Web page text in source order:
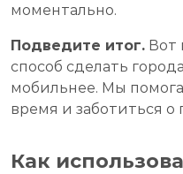
моментально.
Подведите итог. Вот
способ сделать
мобильнее. Мы
время и заботиться о
Как